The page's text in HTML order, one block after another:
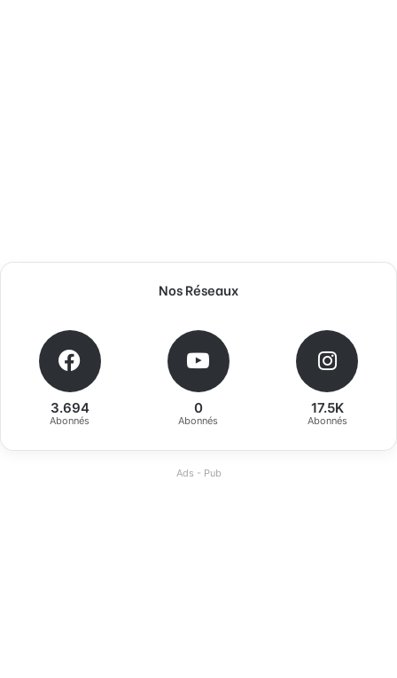
Nos Réseaux
3.694
Abonnés
0
Abonnés
17.5K
Abonnés
Ads - Pub